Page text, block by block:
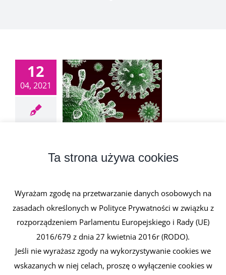
12
04, 2021
12 kwietnia, 2021 | 0 komentarzy
Reoviridae. Cechują się charakterystycznym, [...]
Ta strona używa cookies
Wyrażam zgodę na przetwarzanie danych osobowych na
zasadach określonych w Polityce Prywatności w związku z
rozporządzeniem Parlamentu Europejskiego i Rady (UE)
2016/679 z dnia 27 kwietnia 2016r (RODO).
Jeśli nie wyrażasz zgody na wykorzystywanie cookies we
wskazanych w niej celach, proszę o wyłączenie cookies w